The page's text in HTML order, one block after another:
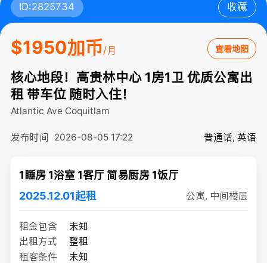
ID:2825734 收藏
$1950加币/月 查看地图
核心地段！高贵林中心 1房1卫 优质公寓出
租 带车位 随时入住！
Atlantic Ave Coquitlam
发布时间 2026-08-05 17:22 普通话, 英语
1睡房 1浴室 1客厅 简易厨房 1饭厅
2025.12.01起租
公寓, 中间楼层
租金包含
未知
出租方式
整租
租客条件
未知